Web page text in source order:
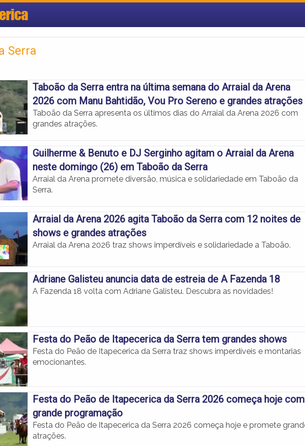
Serra
Taboão da Serra entra na última semana do Arraial da Arena
2026 com Manu Bahtidão, Vou Pro Sereno e grandes atrações
Taboão da Serra apresenta os últimos dias do Arraial da Arena 2026 com
grandes atrações.
Guilherme & Benuto e DJ Serginho agitam o Arraial da Arena
neste domingo (26) em Taboão da Serra
Arraial da Arena promete diversão, música e solidariedade em Taboão da
Serra.
Arraial da Arena 2026 agita Taboão da Serra com 12 noites de
shows e grandes atrações
Arraial da Arena 2026 traz shows imperdíveis e solidariedade a Taboão.
Adriane Galisteu anuncia data de estreia de A Fazenda 18
A Fazenda 18 volta com Adriane Galisteu. Descubra as novidades!
Festa do Peão de Itapecerica da Serra tem grandes shows
Festa do Peão de Itapecerica da Serra traz shows imperdíveis e montarias
emocionantes.
Festa do Peão de Itapecerica da Serra 2026 começa hoje com
grande programação
Festa do Peão de Itapecerica da Serra 2026 começa hoje e promete
atrações.